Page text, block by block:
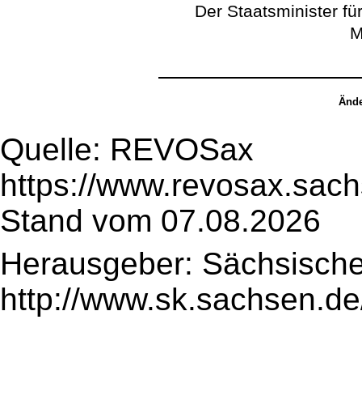
Der Staatsminister
Quelle: REVOSax
https://
Stand vom 07.08.2026
Herausgeber:
http://